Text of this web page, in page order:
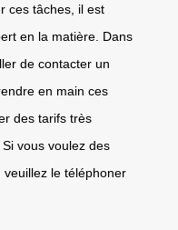
ces tâches, il est
en la matière. Dans
de contacter un
en main ces
des tarifs très
vous voulez des
le téléphoner